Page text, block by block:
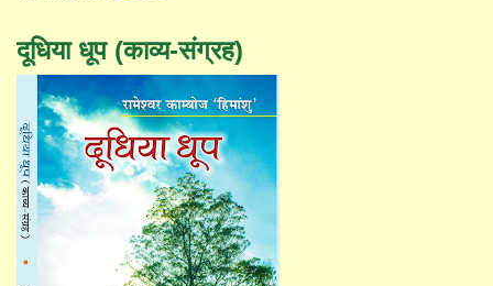
दूधिया धूप (काव्य-संग्रह)